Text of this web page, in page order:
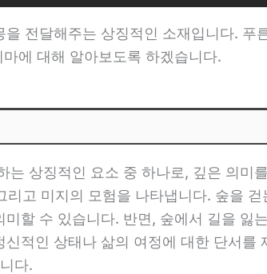
을 전달해주는 상징적인 소재입니다.
에 대해 알아보도록 하겠습니다.
는 상징적인 요소 중 하나로, 깊은 의
리고 미지의 모험을 나타냅니다. 숲을
미할 수 있습니다. 반면, 숲에서 길을
신적인 상태나 삶의 여정에 대한 단서
다.